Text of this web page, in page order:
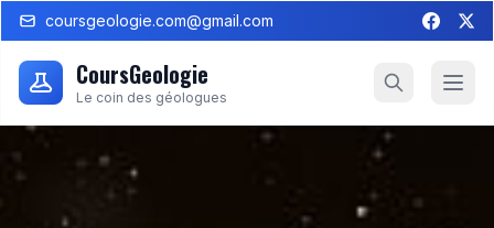
coursgeologie.com@gmail.com
CoursGeologie
Le coin des géologues